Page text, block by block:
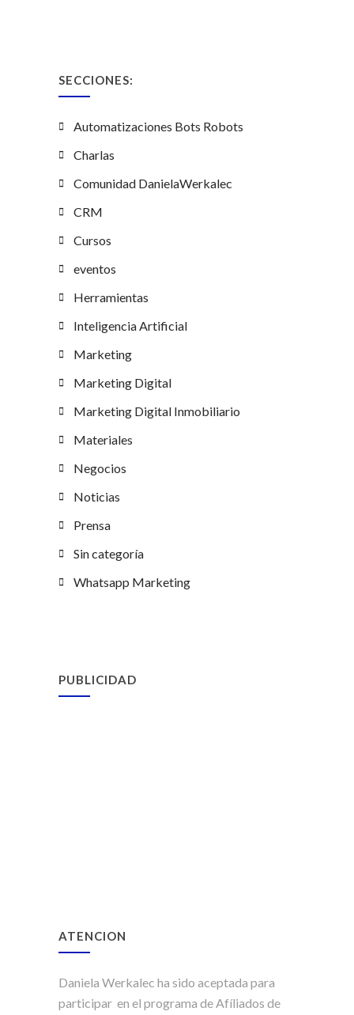
SECCIONES:
Automatizaciones Bots Robots
Charlas
Comunidad DanielaWerkalec
CRM
Cursos
eventos
Herramientas
Inteligencia Artificial
Marketing
Marketing Digital
Marketing Digital Inmobiliario
Materiales
Negocios
Noticias
Prensa
Sin categoría
Whatsapp Marketing
PUBLICIDAD
ATENCION
Daniela Werkalec ha sido aceptada para
participar en el programa de Afíliados de